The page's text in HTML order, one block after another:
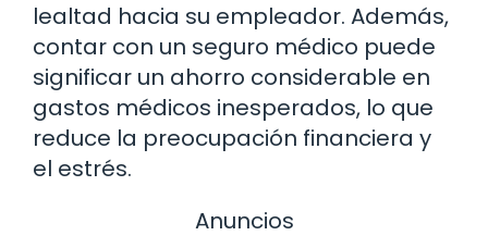
lealtad hacia su empleador. Además,
contar con un seguro médico puede
significar un ahorro considerable en
gastos médicos inesperados, lo que
reduce la preocupación financiera y
el estrés.
Anuncios